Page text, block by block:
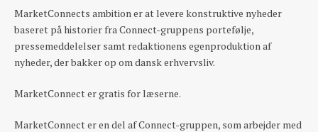
MarketConnects ambition er at levere konstruktive nyheder
baseret på historier fra Connect-gruppens portefølje,
pressemeddelelser samt redaktionens egenproduktion af
nyheder, der bakker op om dansk erhvervsliv.
MarketConnect er gratis for læserne.
MarketConnect er en del af Connect-gruppen, som arbejder med